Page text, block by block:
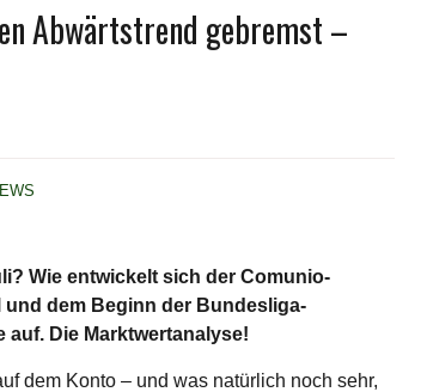
Abwärtstrend gebremst –
Wie entwickelt sich der Comunio-
und dem Beginn der Bundesliga-
auf. Die Marktwertanalyse!
dem Konto – und was natürlich noch sehr,